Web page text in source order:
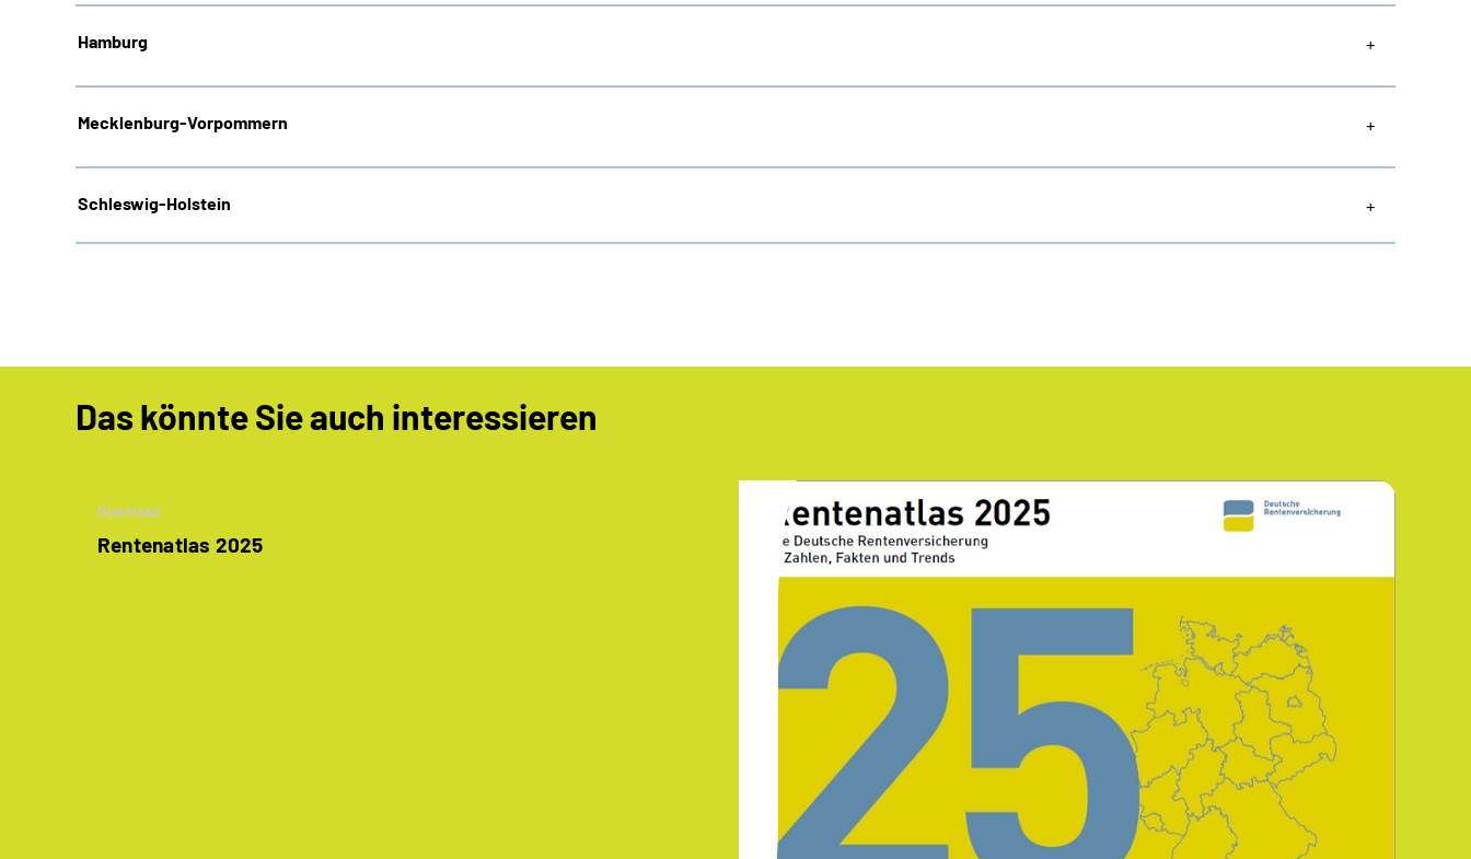
Hamburg
Mecklenburg-Vorpommern
Schleswig-Holstein
Das könnte Sie auch interessieren
Download
Rentenatlas 2025